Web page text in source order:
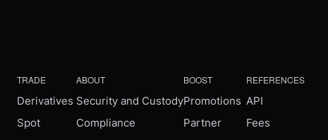
TRADE
Derivatives
Spot
ABOUT
Security and Custody
Compliance
BOOST
Promotions
Partner
REFERENCES
API
Fees